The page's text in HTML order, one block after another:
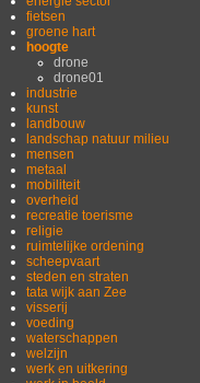
fietsen
groene hart
hoogte
drone
drone01
industrie
kunst
landbouw
landschap natuur milieu
mensen
metaal
mobiliteit
overheid
recreatie toerisme
religie
ruimtelijke ordening
scheepvaart
steden en straten
tata wijk aan Zee
visserij
voeding
waterschappen
welzijn
werk en uitkering